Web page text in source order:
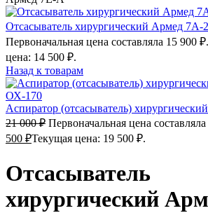
Отсасыватель хирургический Армед 7А-
Первоначальная цена составляла 15 900 ₽.
цена: 14 500 ₽.
Назад к товарам
Аспиратор (отсасыватель)
21 000₽ Первоначальная цена
500 ₽Текущая цена: 19 500 ₽.
Отсасыватель
хирургический